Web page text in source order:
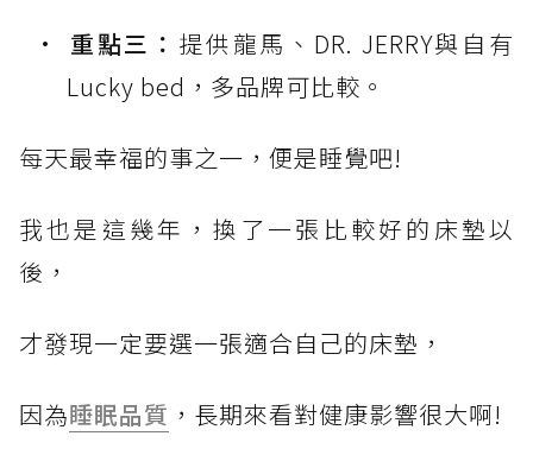
重點三： 提供龍馬、DR. JERRY與自有
Lucky bed，多品牌可比較。
每天最幸福的事之一，便是睡覺吧!
我也是這幾年，換了一張比較好的床墊以
後，
才發現一定要選一張適合自己的床墊，
因為睡眠品質 ，長期來看對健康影響很大啊!